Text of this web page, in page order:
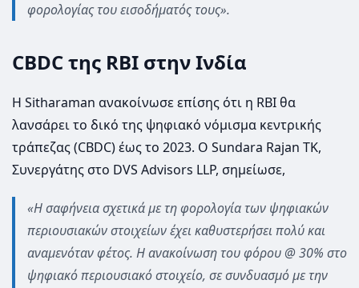
φορολογίας του εισοδήματός τους».
CBDC της RBI στην Ινδία
Η Sitharaman ανακοίνωσε επίσης ότι η RBI θα
λανσάρει το δικό της ψηφιακό νόμισμα κεντρικής
τράπεζας (CBDC) έως το 2023. O Sundara Rajan TK,
Συνεργάτης στο DVS Advisors LLP, σημείωσε,
«Η σαφήνεια σχετικά με τη φορολογία των ψηφιακών
περιουσιακών στοιχείων έχει καθυστερήσει πολύ και
αναμενόταν φέτος. Η ανακοίνωση του φόρου @ 30% στο
ψηφιακό περιουσιακό στοιχείο, σε συνδυασμό με την